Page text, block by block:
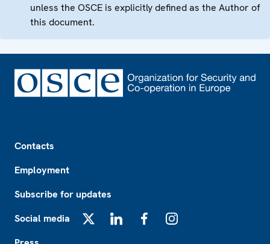
unless the OSCE is explicitly defined as the Author of
this document.
Contacts
Employment
Subscribe for updates
Social media